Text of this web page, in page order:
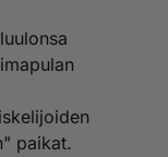
tätä
paikat.